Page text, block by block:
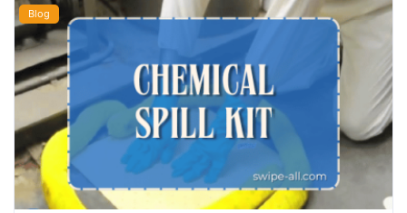
Blog